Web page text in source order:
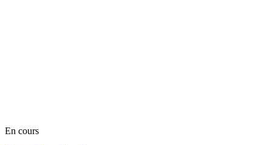
En cours